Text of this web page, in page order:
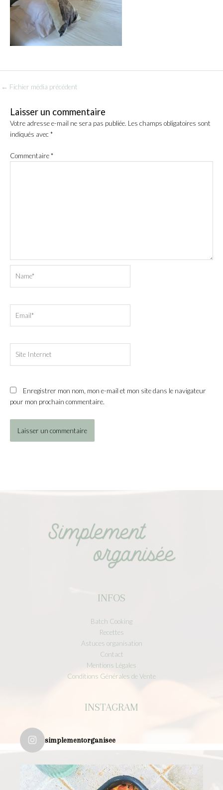
← Fichier média précédent
Laisser un commentaire
Votre adresse e-mail ne sera pas publiée. Les champs obligatoires sont
indiqués avec*
Commentaire*
Internet
Enregistrer mon nom, mon e-mail et mon site dans le navigateur
pour mon prochain commentaire.
INFOS
Batch Cooking
Recettes
Astuces organisation
Contact
Mentions Légales
Conditions Générales de Vente
INSTAGRAM
simplementorganisee